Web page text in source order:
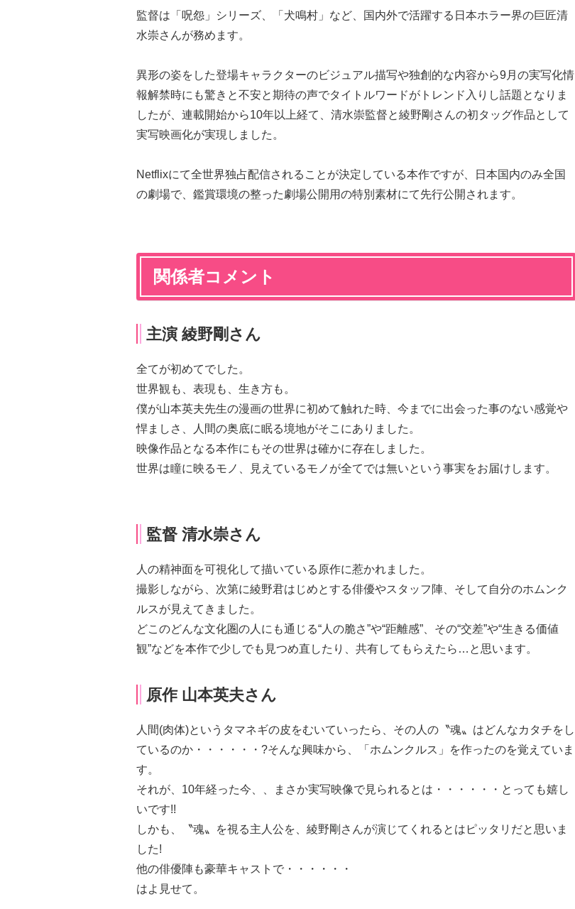
監督は「呪怨」シリーズ、「犬鳴村」など、国内外で活躍する日本ホラー界の巨匠清
水崇さんが務めます。
異形の姿をした登場キャラクターのビジュアル描写や独創的な内容から9月の実写化情
報解禁時にも驚きと不安と期待の声でタイトルワードがトレンド入りし話題となりま
したが、連載開始から10年以上経て、清水崇監督と綾野剛さんの初タッグ作品として
実写映画化が実現しました。
Netflixにて全世界独占配信されることが決定している本作ですが、日本国内のみ全国
の劇場で、鑑賞環境の整った劇場公開用の特別素材にて先行公開されます。
関係者コメント
主演 綾野剛さん
全てが初めてでした。
世界観も、表現も、生き方も。
僕が山本英夫先生の漫画の世界に初めて触れた時、今までに出会った事のない感覚や
悍ましさ、人間の奥底に眠る境地がそこにありました。
映像作品となる本作にもその世界は確かに存在しました。
世界は瞳に映るモノ、見えているモノが全てでは無いという事実をお届けします。
監督 清水崇さん
人の精神面を可視化して描いている原作に惹かれました。
撮影しながら、次第に綾野君はじめとする俳優やスタッフ陣、そして自分のホムンク
ルスが見えてきました。
どこのどんな文化圏の人にも通じる“人の脆さ”や“距離感”、その“交差”や“生きる価値
観”などを本作で少しでも見つめ直したり、共有してもらえたら…と思います。
原作 山本英夫さん
人間(肉体)というタマネギの皮をむいていったら、その人の〝魂〟はどんなカタチをし
ているのか・・・・・・?そんな興味から、「ホムンクルス」を作ったのを覚えていま
す。
それが、10年経った今、、まさか実写映像で見られるとは・・・・・・とっても嬉し
いです!!
しかも、〝魂〟を視る主人公を、綾野剛さんが演じてくれるとはピッタリだと思いま
した!
他の俳優陣も豪華キャストで・・・・・・
はよ見せて。